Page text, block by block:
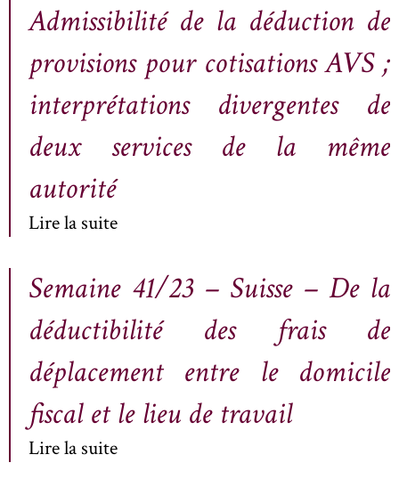
Admissibilité de la déduction de
provisions pour cotisations AVS ;
interprétations divergentes de
deux services de la même
autorité
Lire la suite
Semaine 41/23 – Suisse – De la
déductibilité des frais de
déplacement entre le domicile
fiscal et le lieu de travail
Lire la suite